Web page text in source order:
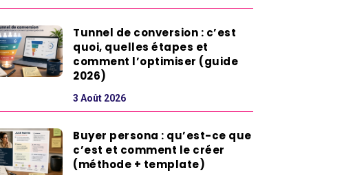
Tunnel de conversion : c’est
quoi, quelles étapes et
comment l’optimiser (guide
2026)
3 Août 2026
Buyer persona : qu’est-ce que
c’est et comment le créer
(méthode + template)